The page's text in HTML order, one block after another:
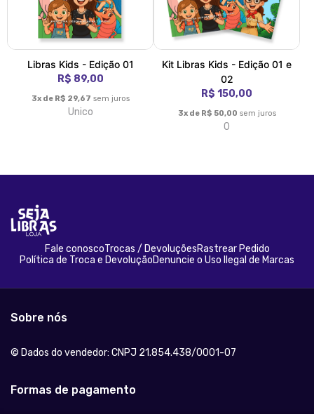
Libras Kids - Edição 01
R$ 89,00
3x de R$ 29,67 sem juros
Unico
Kit Libras Kids - Edição 01 e
02
R$ 150,00
3x de R$ 50,00 sem juros
0
Fale conoscoTrocas / DevoluçõesRastrear Pedido
Política de Troca e DevoluçãoDenuncie o Uso Ilegal de Marcas
Sobre nós
© Dados do vendedor: CNPJ 21.854.438/0001-07
Formas de pagamento